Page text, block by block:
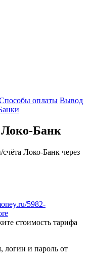
оплаты Вывод
Локо-Банк
Локо-Банк через
5982-
стоимость тарифа
логин и пароль от